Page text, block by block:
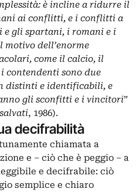
è incline a ridurre il
ai conflitti, e i conflitti a
e gli spartani, i romani e i
motivo dell’enorme
come il calcio, il
contendenti sono due
distinti e identificabili, e
gli sconfitti e i vincitori”
, 1986).
decifrabilità
chiamata a
e – ciò che è peggio – a
e decifrabile: ciò
semplice e chiaro